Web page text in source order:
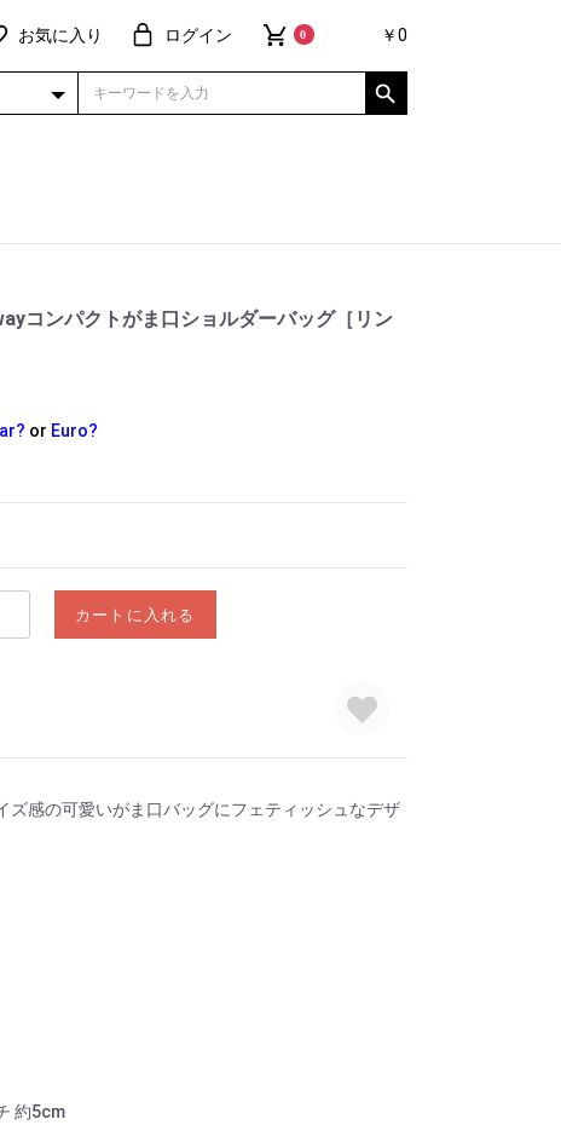
お気に入り ログイン 0 ￥0
コンパクトがま口ショルダーバッグ［リン
or Euro?
カートに入れる
ズ感の可愛いがま口バッグにフェティッシュなデザ
約5cm